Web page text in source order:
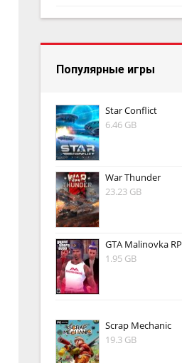
Популярные игры
Star Conflict
6.46 GB
War Thunder
23.23 GB
GTA Malinovka RP
1.95 GB
Scrap Mechanic
19.3 GB